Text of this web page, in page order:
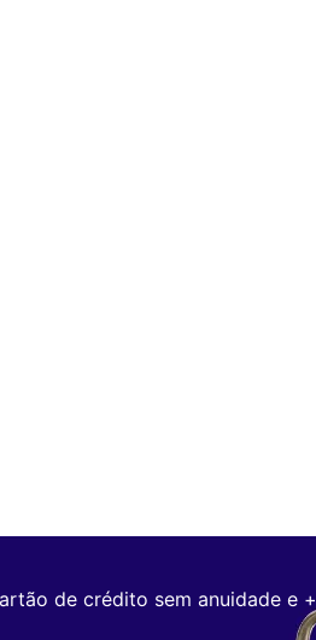
de crédito sem anuidade e +